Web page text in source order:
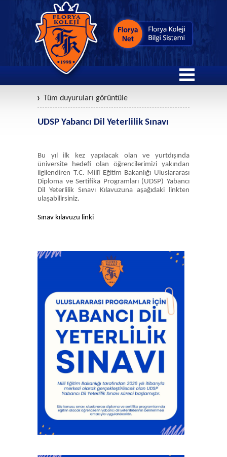
Tüm duyuruları görüntüle
UDSP Yabancı Dil Yeterlilik Sınavı
Bu yıl ilk kez yapılacak olan ve yurtdışında
üniversite hedefi olan öğrencilerimizi yakından
ilgilendiren T.C. Millî Eğitim Bakanlığı Uluslararası
Diploma ve Sertifika Programları (UDSP) Yabancı
Dil Yeterlilik Sınavı Kılavuzuna aşağıdaki linkten
ulaşabilirsiniz.
Sınav kılavuzu linki